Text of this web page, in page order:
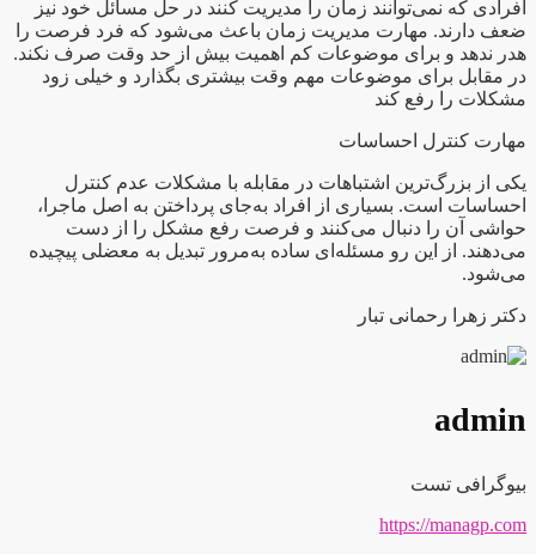
افرادی که نمی‌توانند زمان را مدیریت کنند در حل مسائل خود نیز
ضعف دارند. مهارت مدیریت زمان باعث می‌شود که فرد فرصت را
هدر ندهد و برای موضوعات کم اهمیت بیش از حد وقت صرف نکند.
در مقابل برای موضوعات مهم وقت بیشتری بگذارد و خیلی زود
مشکلات را رفع کند
مهارت کنترل احساسات
یکی از بزرگ‌ترین اشتباهات در مقابله با مشکلات عدم کنترل
احساسات است. بسیاری از افراد به‌جای پرداختن به اصل ماجرا،
حواشی آن را دنبال می‌کنند و فرصت رفع مشکل را از دست
می‌دهند. از این رو مسئله‌ای ساده به‌مرور تبدیل به معضلی پیچیده
می‌شود.
دکتر زهرا رحمانی تبار
admin
بیوگرافی تست
https://managp.com